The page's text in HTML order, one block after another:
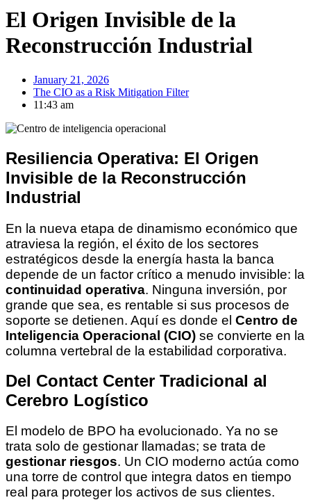
El Origen Invisible de la
Reconstrucción Industrial
January 21, 2026
The CIO as a Risk Mitigation Filter
11:43 am
Resiliencia Operativa: El Origen
Invisible de la Reconstrucción
Industrial
En la nueva etapa de dinamismo económico que
atraviesa la región, el éxito de los sectores
estratégicos desde la energía hasta la banca
depende de un factor crítico a menudo invisible: la
continuidad operativa. Ninguna inversión, por
grande que sea, es rentable si sus procesos de
soporte se detienen. Aquí es donde el Centro de
Inteligencia Operacional (CIO) se convierte en la
columna vertebral de la estabilidad corporativa.
Del Contact Center Tradicional al
Cerebro Logístico
El modelo de BPO ha evolucionado. Ya no se
trata solo de gestionar llamadas; se trata de
gestionar riesgos. Un CIO moderno actúa como
una torre de control que integra datos en tiempo
real para proteger los activos de sus clientes.